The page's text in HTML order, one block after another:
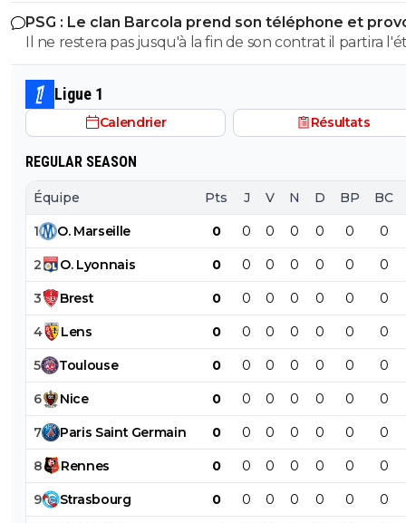
bonne saison à l'OL.
PSG : Le clan Barcola prend son téléphone et
un séisme
Il ne restera pas jusqu'à la fin de son contrat il partira
prochain pour moins cher au pire des cas. Encore qu'il
pas exclu qu'il finisse par s'imposer et décide de
foot va vite.
Ligue 1
Calendrier Résultats
REGULAR SEASON
Équipe Pts J V N D BP BC
1 O. Marseille 0 0 0 0 0 0 0
2 O. Lyonnais 0 0 0 0 0 0 0
3 Brest 0 0 0 0 0 0 0
4 Lens 0 0 0 0 0 0 0
5 Toulouse 0 0 0 0 0 0 0
6 Nice 0 0 0 0 0 0 0
7 Paris Saint Germain 0 0 0 0 0 0 0
8 Rennes 0 0 0 0 0 0 0
9 Strasbourg 0 0 0 0 0 0 0